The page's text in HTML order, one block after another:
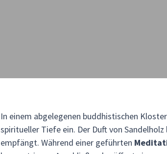
In einem abgelegenen buddhistischen
spiritueller Tiefe ein. Der Duft von
empfängt. Während einer geführten